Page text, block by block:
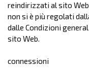
reindirizzati al sito
non si è più regolati
dalle Condizioni
sito Web.
connessioni